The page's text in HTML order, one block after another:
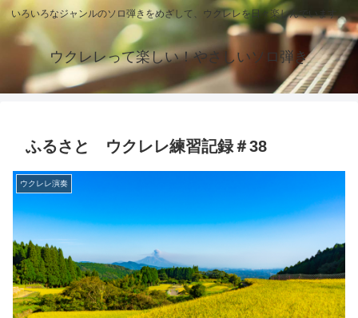
いろいろなジャンルのソロ弾きをめざして、ウクレレを日々楽しんでいます。
ウクレレって楽しい！やさしいソロ弾き
ふるさと ウクレレ練習記録＃38
ウクレレ演奏